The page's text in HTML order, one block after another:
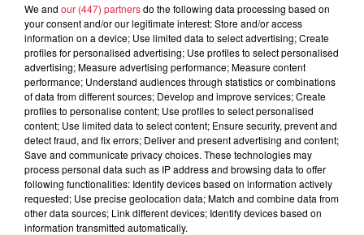
Lieu
Parc de Wesserling - HUSSEREN-
WESSERLING (68)
Organisateur
https://www.parc-wesserling.fr/le-parc-
de-wesserling/#more-3533
Tarif Gratuit
We and our (447) partnersdo the following data processing based on
your consent and/or our legitimate interest: Store and/or access
information on a device; Use limited data to select advertising; Create
profiles for personalised advertising; Use profiles to select personalised
advertising; Measure advertising performance; Measure content
performance; Understand audiences through statistics or combinations
of data from different sources; Develop and improve services; Create
profiles to personalise content; Use profiles to select personalised
content; Use limited data to select content; Ensure security, prevent and
detect fraud, and fix errors; Deliver and present advertising and content;
Save and communicate privacy choices. These technologies may
process personal data such as IP address and browsing data to offer
following functionalities: Identify devices based on information actively
requested; Use precise geolocation data; Match and combine data from
other data sources; Link different devices; Identify devices based on
information transmitted automatically.